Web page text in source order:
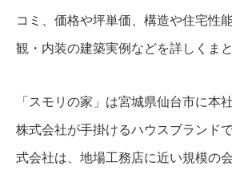
コミ、価格や坪単価、構造や住宅性
観・内装の建築実例などを詳しくま
「スモリの家」は宮城県仙台市に本
株式会社が手掛けるハウスブランド
式会社は、地場工務店に近い規模の